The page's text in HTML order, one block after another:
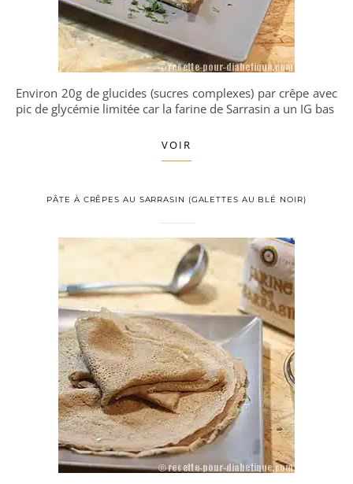
Environ 20g de glucides (sucres complexes) par crêpe avec
pic de glycémie limitée car la farine de Sarrasin a un IG bas
VOIR
PÂTE À CRÊPES AU SARRASIN (GALETTES AU BLÉ NOIR)